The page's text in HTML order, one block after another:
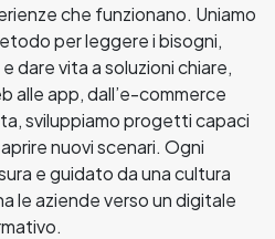
che funzionano. Uniamo
per leggere i bisogni,
dare vita a soluzioni chiare,
alle app, dall’e-commerce
sviluppiamo progetti capaci
nuovi scenari. Ogni
e guidato da una cultura
le aziende verso un digitale